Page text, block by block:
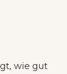
wie gut